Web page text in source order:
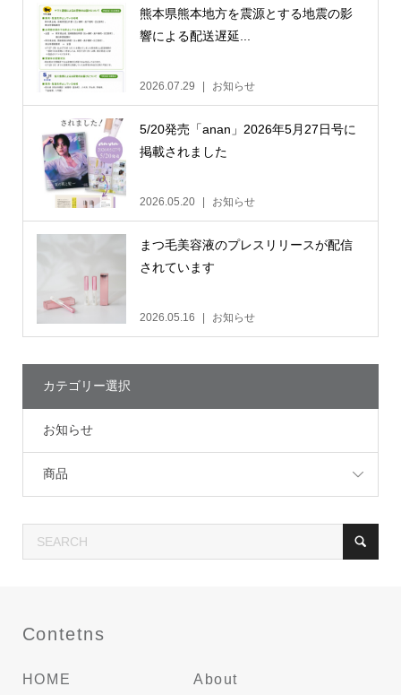
熊本県熊本地方を震源とする地震の影
響による配送遅延...
2026.07.29 お知らせ
5/20発売「anan」2026年5月27日号に
掲載されました
2026.05.20 お知らせ
まつ毛美容液のプレスリリースが配信
されています
2026.05.16 お知らせ
カテゴリー選択
お知らせ
商品
Contetns
HOME About